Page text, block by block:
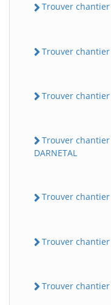
Trouver chantier
Trouver chantier
Trouver chantier
Trouver chantier
DARNETAL
Trouver chantier
Trouver chantier
Trouver chantier